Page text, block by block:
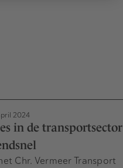
2024
in de transportsector
Chr. Vermeer Transport